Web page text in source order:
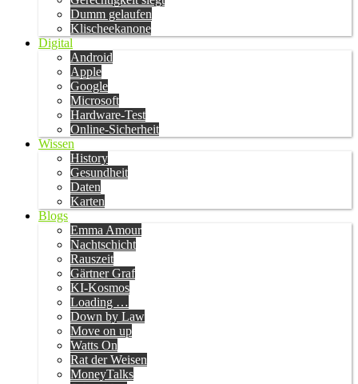
Dumm gelaufen
Klischeekanone
Digital
Android
Apple
Google
Microsoft
Hardware-Test
Online-Sicherheit
Wissen
History
Gesundheit
Daten
Karten
Blogs
Emma Amour
Nachtschicht
Rauszeit
Gärtner Graf
KI-Kosmos
Loading …
Down by Law
Move on up
Watts On
Rat der Weisen
MoneyTalks